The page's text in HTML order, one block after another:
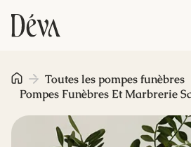
Obsèques
Prévoyance
Toutes les pompes funèbres
Pompes Funèbres Et Marbrerie